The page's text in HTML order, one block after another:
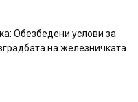
Обезбедени услови за
на железничката